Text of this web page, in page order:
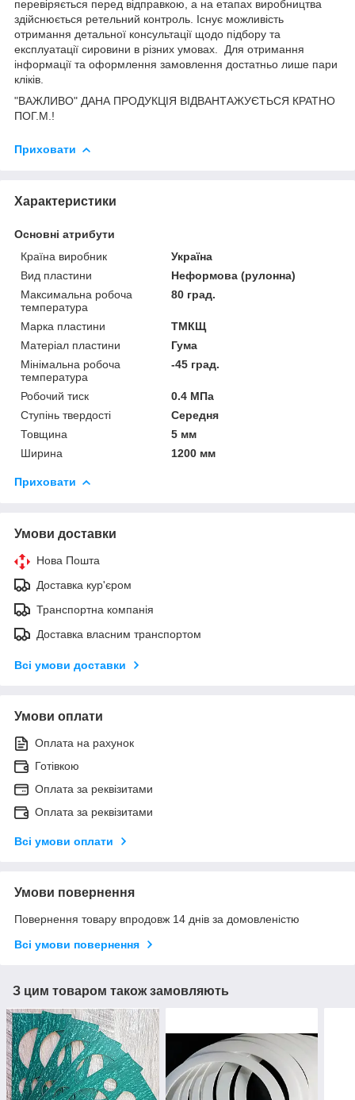
перевіряється перед відправкою, а на етапах виробництва
здійснюється ретельний контроль. Існує можливість
отримання детальної консультації щодо підбору та
експлуатації сировини в різних умовах. Для отримання
інформації та оформлення замовлення достатньо лише пари
кліків.
"ВАЖЛИВО" ДАНА ПРОДУКЦІЯ ВІДВАНТАЖУЄТЬСЯ КРАТНО
ПОГ.М.!
Приховати
Характеристики
Основні атрибути
Країна виробник
Україна
Вид пластини
Неформова (рулонна)
Максимальна робоча
температура
80 град.
Марка пластини
ТМКЩ
Матеріал пластини
Гума
Мінімальна робоча
температура
-45 град.
Робочий тиск
0.4 МПа
Ступінь твердості
Середня
Товщина
5 мм
Ширина
1200 мм
Приховати
Умови доставки
Нова Пошта
Доставка кур'єром
Транспортна компанія
Доставка власним транспортом
Всі умови доставки
Умови оплати
Оплата на рахунок
Готівкою
Оплата за реквізитами
Оплата за реквізитами
Всі умови оплати
Умови повернення
Повернення товару впродовж 14 днів за домовленістю
Всі умови повернення
З цим товаром також замовляють